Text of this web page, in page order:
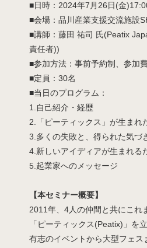
■日時：2024年7月26日(金
■会場：品川産業支援交流施設
■講師：藤田 祐司 氏(Peatix
責任者))
■参加方法：事前予約制、参加
■定員：30名
■当日のプログラム：
1.自己紹介・経歴
2.「ピーティックス」が生まれ
3.多くの失敗と、得られた気づ
4.新しいアイディアが生まれる
5.起業家へのメッセージ
【本セミナー概要】
2011年、4人の仲間と共にこれ
「ピーティックス(Peatix)」を
有志のイベントから大型フェ